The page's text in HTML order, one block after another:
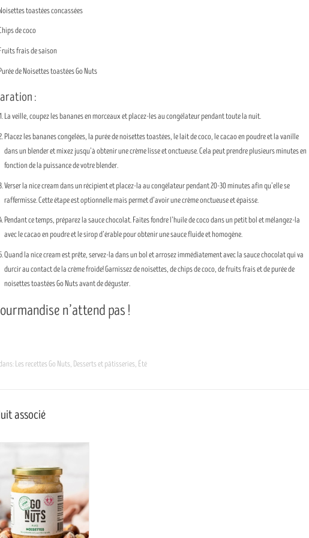
toastées concassées
de coco
frais de saison
de Noisettes toastées Go Nuts
:
La veille, coupez les bananes en morceaux et placez-les au congélateur pendant toute la nuit.
Placez les bananes congelées, la purée de noisettes toastées, le lait de coco, le cacao en poudre et la vanille
dans un blender et mixez jusqu’à obtenir une crème lisse et onctueuse. Cela peut prendre plusieurs minutes en
fonction de la puissance de votre blender.
Verser la nice cream dans un récipient et placez-la au congélateur pendant 20-30 minutes afin qu’elle se
raffermisse. Cette étape est optionnelle mais permet d’avoir une crème onctueuse et épaisse.
Pendant ce temps, préparez la sauce chocolat. Faites fondre l’huile de coco dans un petit bol et mélangez-la
avec le cacao en poudre et le sirop d’érable pour obtenir une sauce fluide et homogène.
Quand la nice cream est prête, servez-la dans un bol et arrosez immédiatement avec la sauce chocolat qui va
durcir au contact de la crème froide! Garnissez de noisettes, de chips de coco, de fruits frais et de purée de
noisettes toastées Go Nuts avant de déguster.
n’attend pas !
Les recettes Go Nuts, Desserts et pâtisseries, Été
associé